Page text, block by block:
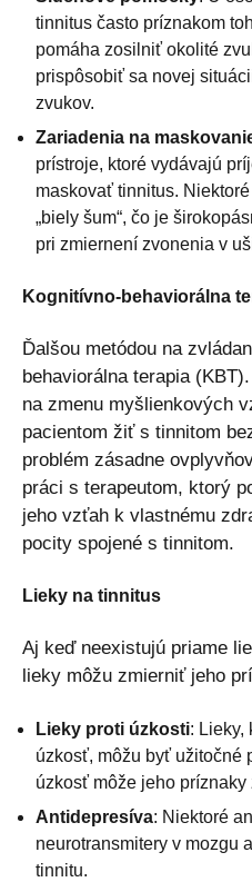
tinnitus často príznakom
pomáha zosilniť okolité
prispôsobiť sa novej
zvukov.
Zariadenia na
prístroje, ktoré vydávajú
maskovať tinnitus.
„biely šum“, čo je
pri zmiernení zvonenia v
Kognitívno-behaviorálna
Ďalšou metódou na
behaviorálna terapia
na zmenu myšlienkových
pacientom žiť s tinnitom
problém zásadne
práci s terapeutom, ktorý
jeho vzťah k vlastnému
pocity spojené s tinnitom.
Lieky na tinnitus
Aj keď neexistujú priame
lieky môžu zmierniť jeho
Lieky proti úzkosti: Lieky,
úzkosť, môžu byť užitočné
úzkosť môže jeho príznaky
Antidepresíva: Niektoré
neurotransmitery v mozgu
tinnitu.